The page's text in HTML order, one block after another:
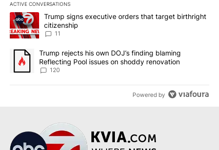
ACTIVE CONVERSATIONS
The following is a list of the most commented articles in the last
A trending article titled "Trump signs executive orders that
Trump signs executive orders that target birthright
citizenship
11
A trending article titled "Trump rejects his own DOJ’s finding
Trump rejects his own DOJ’s finding blaming
Reflecting Pool issues on shoddy renovation
120
Powered by